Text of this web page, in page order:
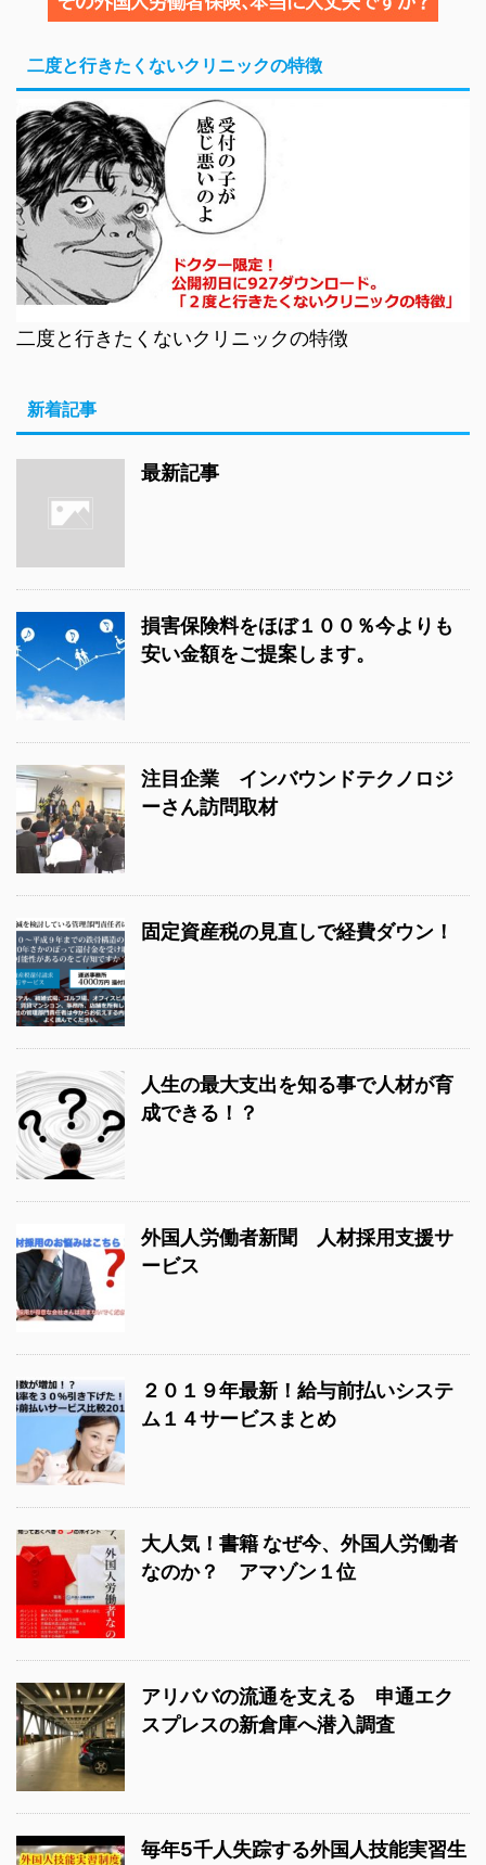
二度と行きたくないクリニックの特徴
二度と行きたくないクリニックの特徴
新着記事
最新記事
損害保険料をほぼ１００％今よりも
安い金額をご提案します。
注目企業 インバウンドテクノロジ
ーさん訪問取材
固定資産税の見直しで経費ダウン！
人生の最大支出を知る事で人材が育
成できる！？
外国人労働者新聞 人材採用支援サ
ービス
２０１９年最新！給与前払いシステ
ム１４サービスまとめ
大人気！書籍 なぜ今、外国人労働者
なのか？ アマゾン１位
アリババの流通を支える 申通エク
スプレスの新倉庫へ潜入調査
毎年5千人失踪する外国人技能実習生